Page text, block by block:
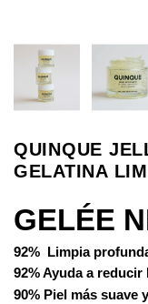
QUINQUE
GELATINA
GELÉE
92% Limpia
92% Ayuda a
90% Piel más suave